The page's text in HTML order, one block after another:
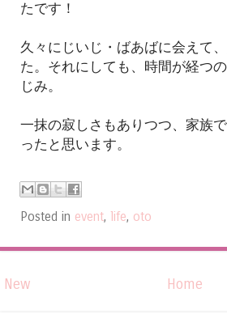
たです！
久々にじいじ・ばあばに会えて
た。それにしても、時間が経つ
じみ。
一抹の寂しさもありつつ、家族
ったと思います。
Posted in event, life, oto
New Home